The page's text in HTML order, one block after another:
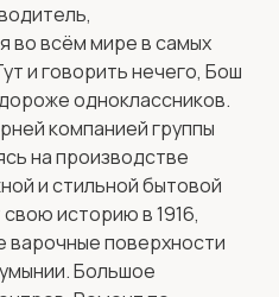
во всём мире в самых
и говорить нечего, Бош
одноклассников.
компанией группы
на производстве
и стильной бытовой
историю в 1916,
варочные поверхности
Большое